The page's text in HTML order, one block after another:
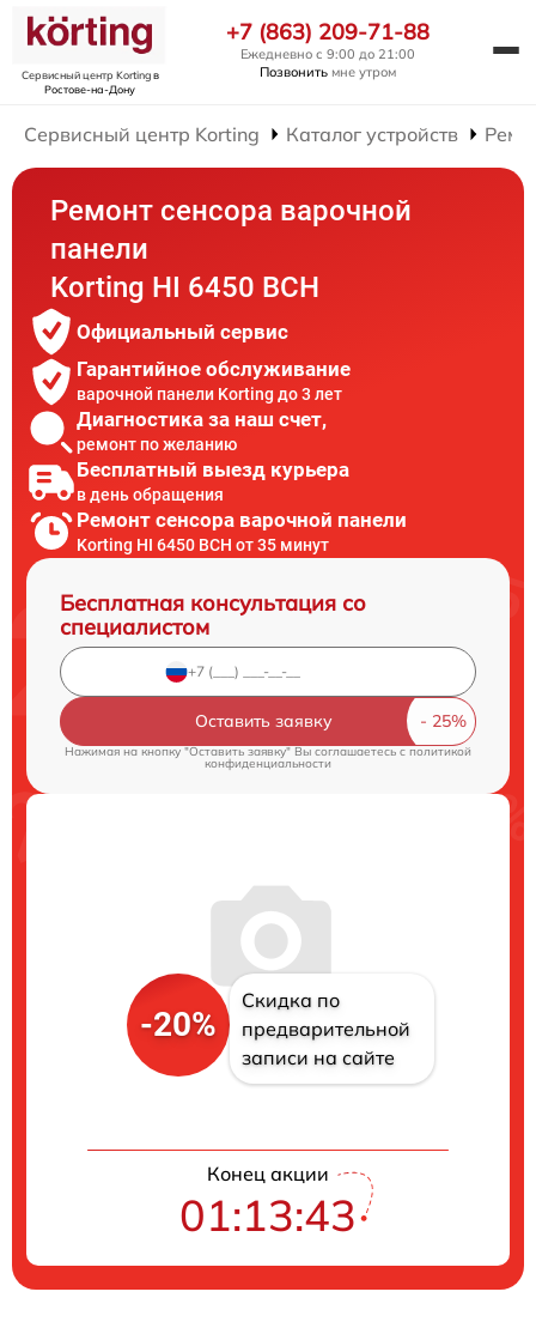
Сервисный центр Kortingв
Ростове-на-Дону
+7 (863) 209-71-88
Ежедневно с 9:00 до 21:00
Позвонить мне утром
Сервисный центр Korting Каталог устройств
Ремонт сенсора варочной
панели
Korting HI 6450 BCH
Официальный сервис
Гарантийное обслуживание
варочной панели Korting до 3 лет
Диагностика за наш счет,
ремонт по желанию
Бесплатный выезд курьера
в день обращения
Ремонт сенсора варочной панели
Korting HI 6450 BCH от 35 минут
Бесплатная консультация со
специалистом
Оставить заявку
Нажимая на кнопку "Оставить заявку" Вы соглашаетесь cполитикой
конфиденциальности
-20%
Скидка по
предварительной
записи на сайте
Конец акции
01:13:42